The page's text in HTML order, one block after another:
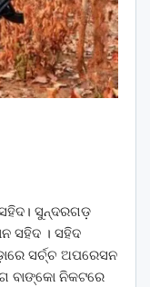
ସୁନ୍ଦରଗଡ଼
ସହିଦ । ସହିଦ
ସର୍ଚ୍ଚ ଅପରେସନ
ବାଙ୍କୋ ନିକଟରେ